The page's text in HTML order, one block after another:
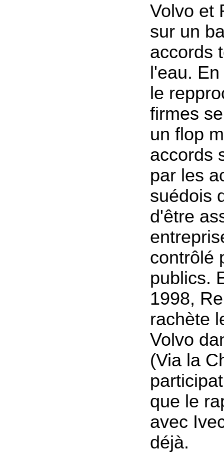
Volvo et
sur un
accords
l'eau.
le
firmes
un flop
accords
par les
suédois
d'être
contrôlé
publics.
1998,
rachète
Volvo
(Via la
que le
avec
déjà.